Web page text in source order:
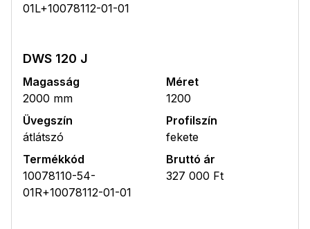
01L+10078112-01-01
DWS 120 J
Magasság
2000 mm
Méret
1200
Üvegszín
átlátszó
Profilszín
fekete
Termékkód
10078110-54-
01R+10078112-01-01
Bruttó ár
327 000 Ft